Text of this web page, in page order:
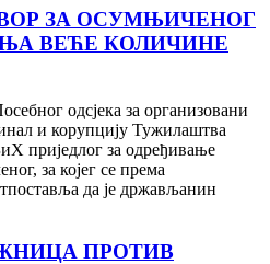
ЗА ОСУМЊИЧЕНОГ
ВЕЋЕ КОЛИЧИНЕ
одсјека за организовани
и корупцију Тужилаштва
приједлог за одређивање
за којег се према
да је држављанин
ПРОТИВ